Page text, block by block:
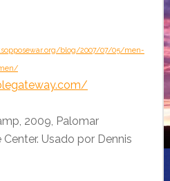
blog/2007/07/05/men-
2009, Palomar
Center. Usado por Dennis